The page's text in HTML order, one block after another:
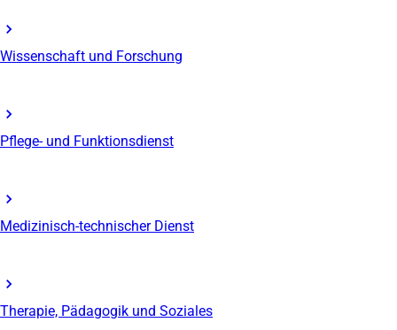
Wissenschaft und Forschung
Pflege- und Funktionsdienst
Medizinisch-technischer Dienst
Therapie, Pädagogik und Soziales